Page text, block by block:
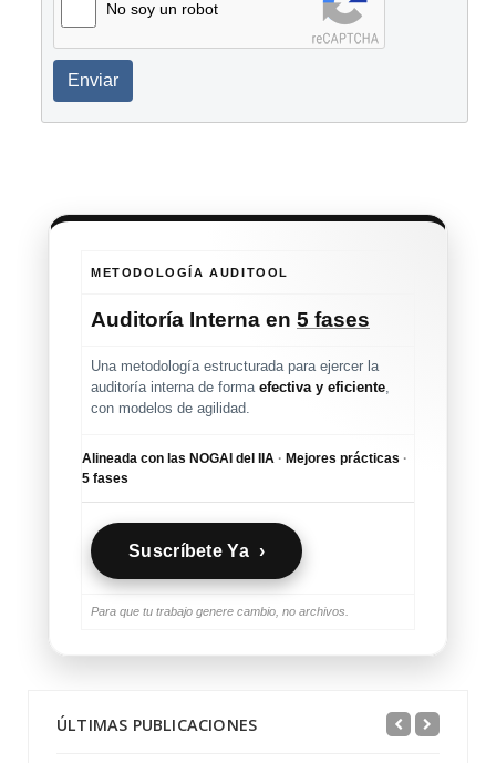
No soy un robot
Enviar
METODOLOGÍA AUDITOOL
Auditoría Interna en 5 fases
Una metodología estructurada para ejercer la
auditoría interna de forma efectiva y eficiente
con modelos de agilidad.
Alineada con las NOGAI del IIA · Mejores prácticas ·
5 fases
Suscríbete Ya ›
Para que tu trabajo genere cambio, no archivos.
ÚLTIMAS PUBLICACIONES